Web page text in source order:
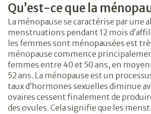
Qu’est-ce que la
La ménopause se caractérise par une
menstruations pendant 12 mois
les femmes sont ménopausées est
ménopause commence
femmes entre 40 et 50 ans, en
52 ans. La ménopause est un
taux d’hormones sexuelles diminue
ovaires cessent finalement de
des ovules. Cela signifie que les